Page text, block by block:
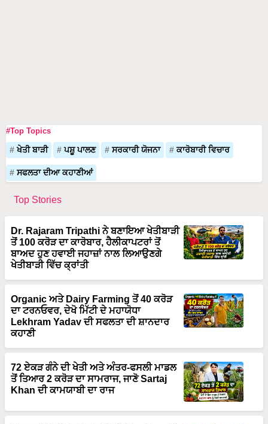
#Top Topics
ਖੇਤੀ ਬਾੜੀ ਪਸ਼ੂ ਪਾਲਣ ਸਰਕਾਰੀ ਯੋਜਨਾ ਕਾਰੋਬਾਰੀ ਵਿਚਾਰ
ਸਫਲਤਾ ਦੀਆ ਕਹਾਣੀਆਂ
Top Stories
Dr. Rajaram Tripathi ਨੇ ਬਣਾਇਆ ਖੇਤੀਬਾੜੀ
ਤੋਂ 100 ਕਰੋੜ ਦਾ ਕਾਰੋਬਾਰ, ਹੈਲੀਕਾਪਟਰਾਂ ਤੋਂ
ਬਾਅਦ ਹੁਣ ਹਵਾਈ ਜਹਾਜ਼ਾਂ ਨਾਲ ਲਿਆਉਣਗੇ
ਖੇਤੀਬਾੜੀ ਵਿੱਚ ਕ੍ਰਾਂਤੀ
Organic ਅਤੇ Dairy Farming ਤੋਂ 40 ਕਰੋੜ
ਦਾ ਟਰਨਓਵਰ, ਦੇਖੋ ਮਿੱਟੀ ਦੇ ਮਹਾਯੋਧਾ
Lekhram Yadav ਦੀ ਸਫਲਤਾ ਦੀ ਸ਼ਾਨਦਾਰ
ਕਹਾਣੀ
72 ਏਕੜ ਗੰਨੇ ਦੀ ਖੇਤੀ ਅਤੇ ਅੰਤਰ-ਫਸਲੀ ਮਾਡਲ
ਤੋਂ ਤਿਆਰ 2 ਕਰੋੜ ਦਾ ਸਾਮਰਾਜ, ਜਾਣੋ Sartaj
Khan ਦੀ ਕਾਮਯਾਬੀ ਦਾ ਰਾਜ